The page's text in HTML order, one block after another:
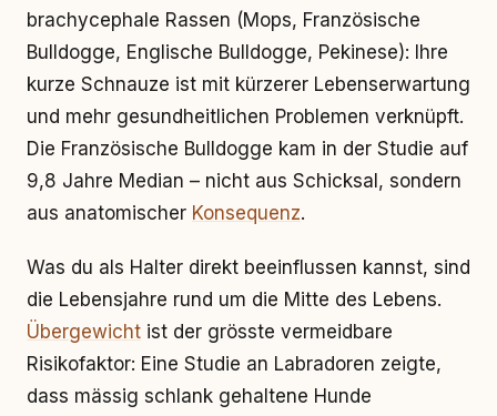
brachycephale Rassen (Mops, Französische
Bulldogge, Englische Bulldogge, Pekinese): Ihre
kurze Schnauze ist mit kürzerer Lebenserwartung
und mehr gesundheitlichen Problemen verknüpft.
Die Französische Bulldogge kam in der Studie auf
9,8 Jahre Median – nicht aus Schicksal, sondern
aus anatomischer Konsequenz.
Was du als Halter direkt beeinflussen kannst, sind
die Lebensjahre rund um die Mitte des Lebens.
Übergewicht ist der grösste vermeidbare
Risikofaktor: Eine Studie an Labradoren zeigte,
dass mässig schlank gehaltene Hunde